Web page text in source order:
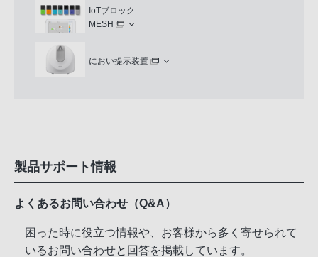
IoTブロック
MESH
におい提示装置
製品サポート情報
よくあるお問い合わせ（Q&A）
困った時に役立つ情報や、お客様から多く寄せられて
いるお問い合わせと回答を掲載しています。